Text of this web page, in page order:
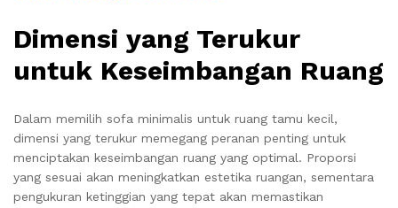
Dimensi yang Terukur
untuk Keseimbangan Ruang
Dalam memilih sofa minimalis untuk ruang tamu kecil,
dimensi yang terukur memegang peranan penting untuk
menciptakan keseimbangan ruang yang optimal. Proporsi
yang sesuai akan meningkatkan estetika ruangan, sementara
pengukuran ketinggian yang tepat akan memastikan